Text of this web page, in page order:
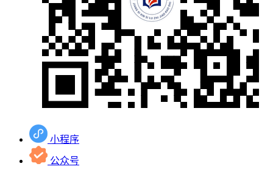
小程序
公众号